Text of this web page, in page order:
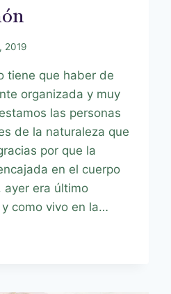
2019
tiene que haber de
organizada y muy
las personas
de la naturaleza que
por que la
en el cuerpo
era último
como vivo en la…